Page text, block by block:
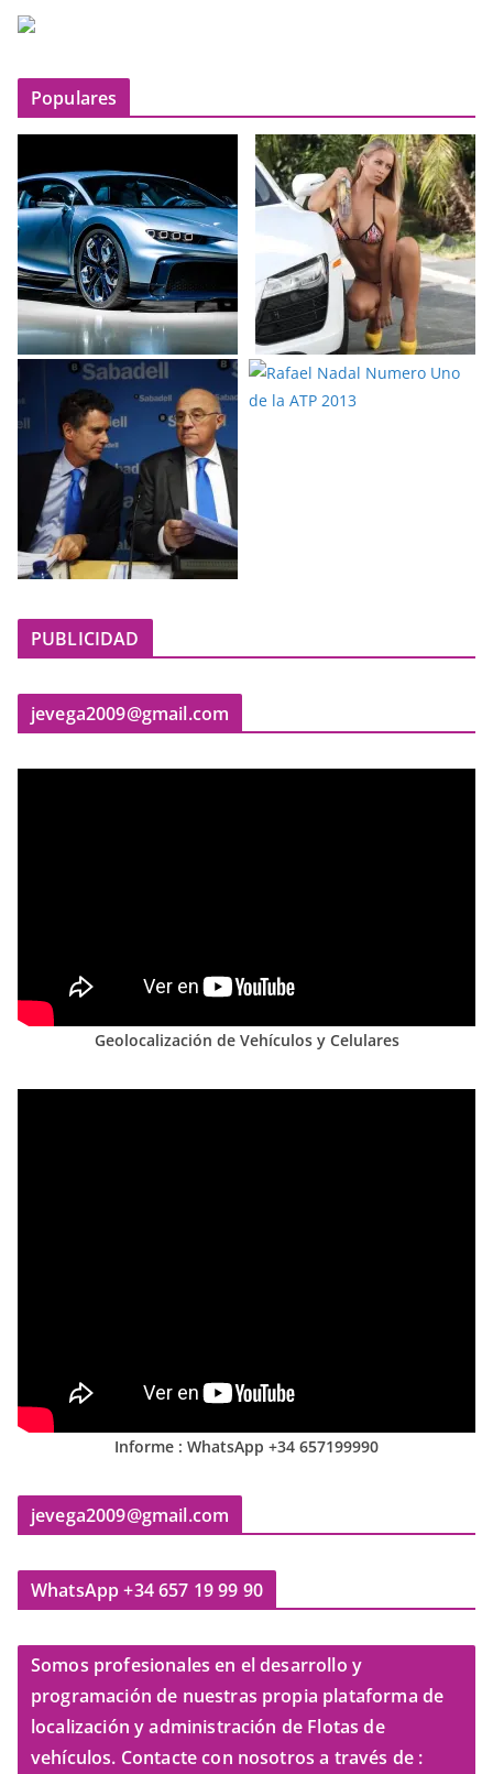
Populares
PUBLICIDAD
jevega2009@gmail.com
Geolocalización de Vehículos y Celulares
Informe : WhatsApp +34 657199990
jevega2009@gmail.com
WhatsApp +34 657 19 99 90
Somos profesionales en el desarrollo y
programación de nuestras propia plataforma de
localización y administración de Flotas de
vehículos. Contacte con nosotros a través de :